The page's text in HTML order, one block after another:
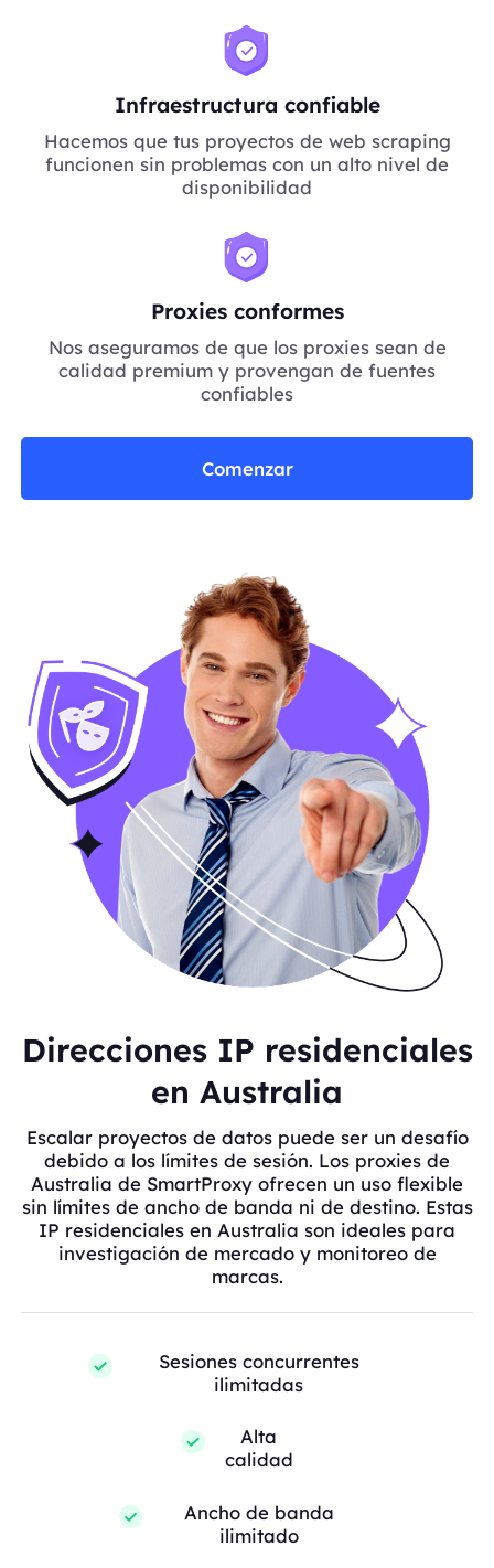
Infraestructura confiable
Hacemos que tus proyectos de web scraping
funcionen sin problemas con un alto nivel de
disponibilidad
Proxies conformes
Nos aseguramos de que los proxies sean de
calidad premium y provengan de fuentes
confiables
Comenzar
Direcciones IP residenciales
en Australia
Escalar proyectos de datos puede ser un desafío
debido a los límites de sesión. Los proxies de
Australia de SmartProxy ofrecen un uso flexible
sin límites de ancho de banda ni de destino. Estas
IP residenciales en Australia son ideales para
investigación de mercado y monitoreo de
marcas.
Sesiones concurrentes
ilimitadas
Alta
calidad
Ancho de banda
ilimitado